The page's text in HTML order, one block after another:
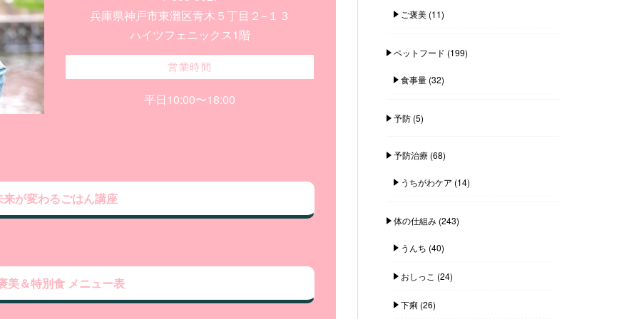
兵庫県神戸市東灘区青木５丁目２−１３
ハイツフェニックス1階
営業時間
平日10:00〜18:00
来が変わるごはん講座
美＆特別食 メニュー表
ご褒美(11)
ペットフード (199)
食事量(32)
予防(5)
予防治療(68)
うちがわケア (14)
体の仕組み(243)
うんち (40)
おしっこ (24)
下痢 (26)